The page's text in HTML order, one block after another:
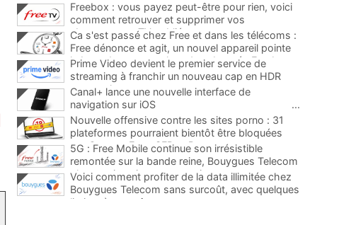
Freebox : vous payez peut-être pour rien, voici
comment retrouver et supprimer vos
abonnements TV oubliés
...
Ca s'est passé chez Free et dans les télécoms :
Free dénonce et agit, un nouvel appareil pointe
le bout de son nez chez des abonnés Freebox...
Prime Video devient le premier service de
streaming à franchir un nouveau cap en HDR
avec ce lancement
Canal+ lance une nouvelle interface de
navigation sur iOS
...
Nouvelle offensive contre les sites porno : 31
plateformes pourraient bientôt être bloquées
par Orange, Free, SFR et Bouygues
5G : Free Mobile continue son irrésistible
remontée sur la bande reine, Bouygues Telecom
plus que jamais sous pression
Voici comment profiter de la data illimitée chez
Bouygues Telecom sans surcoût, avec quelques
limites à connaître